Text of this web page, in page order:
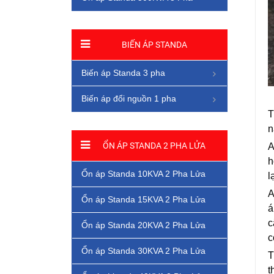
BIẾN ÁP STANDA
Biến áp Standa 3 pha
Biến áp đổi nguồn 1 pha
ỔN ÁP STANDA 2 PHA LỬA
Ổn áp Standa 10KVA 2 Pha Lửa
Ổn áp Standa 15KVA 2 Pha Lửa
Ổn áp Standa 20KVA 2 Pha Lửa
Ổn áp Standa 30KVA 2 Pha Lửa